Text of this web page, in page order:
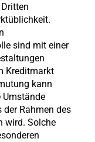
sind mit einer
Kreditmarkt
kann
Umstände
der Rahmen des
wird. Solche